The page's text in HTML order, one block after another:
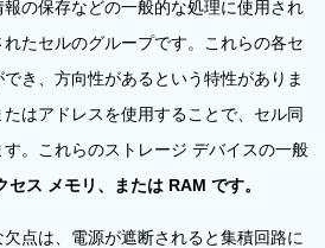
の保存などの一般的な処理に使用され
たセルのグループです。これらの各セ
き、方向性があるという特性がありま
はアドレスを使用することで、セル同
。これらのストレージ デバイスの一般
ス メモリ、または RAM です。
点は、電源が遮断されると集積回路に